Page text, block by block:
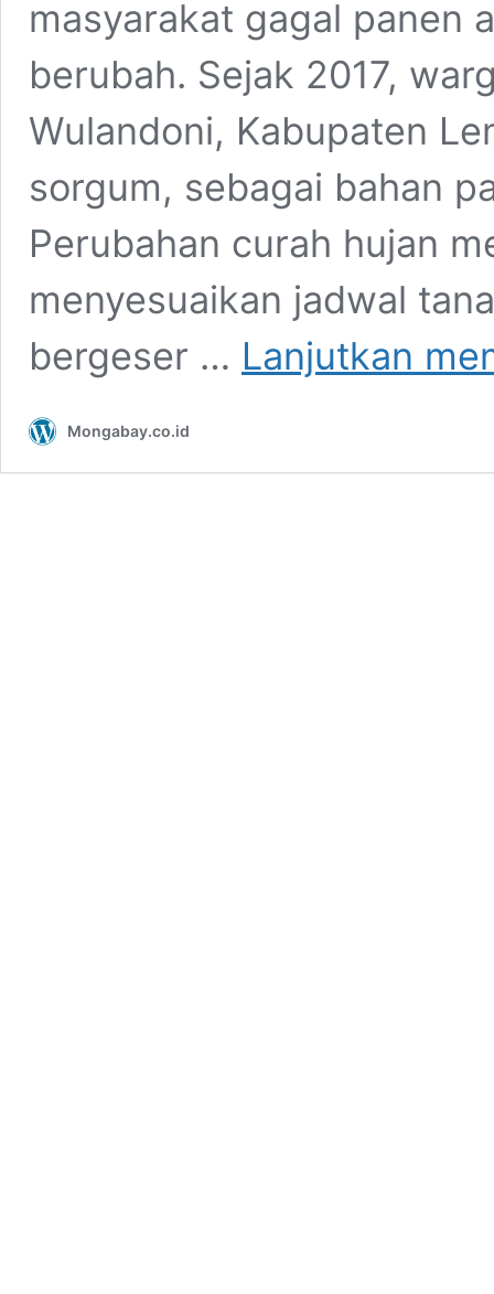
masyarakat gagal panen
berubah. Sejak 2017,
Wulandoni, Kabupaten
sorgum, sebagai bahan
Perubahan curah hujan
menyesuaikan jadwal
bergeser … Lanjutkan
Mongabay.co.id